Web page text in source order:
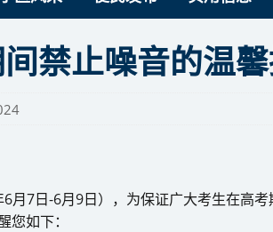
禁止噪音的温
月7日-6月9日），为保证广大考生在高
您如下：